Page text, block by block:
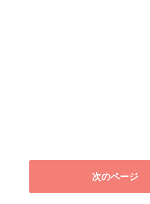
次のページ